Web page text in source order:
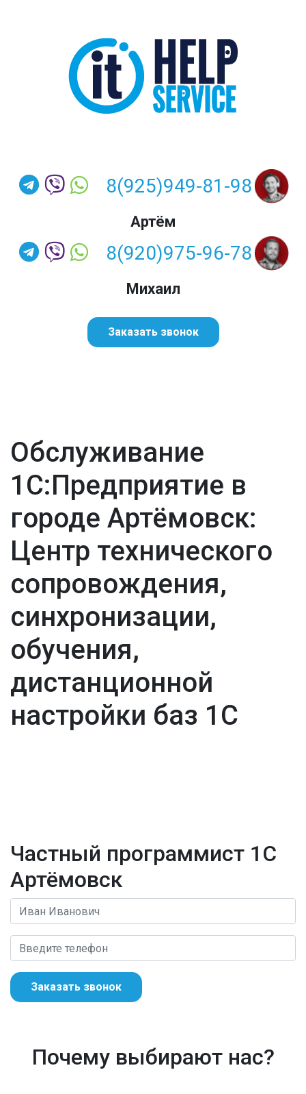
8(925)949-81-98
Артём
8(920)975-96-78
Михаил
Заказать звонок
Обслуживание
1С:Предприятие в
городе Артёмовск:
Центр технического
сопровождения,
синхронизации,
обучения,
дистанционной
настройки баз 1С
Частный программист 1С
Артёмовск
Заказать звонок
Почему выбирают нас?